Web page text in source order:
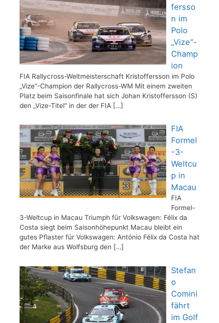
fersso
n im
Polo
„Vize“-
Champ
ion
FIA Rallycross-Weltmeisterschaft Kristoffersson im Polo
„Vize“-Champion der Rallycross-WM Mit einem zweiten
Platz beim Saisonfinale hat sich Johan Kristoffersson (S)
den „Vize-Titel“ in der der FIA […]
FIA
Formel
-3-
Weltcu
p in
Macau
FIA
Formel-
3-Weltcup in Macau Triumph für Volkswagen: Félix da
Costa siegt beim Saisonhöhepunkt Macau bleibt ein
gutes Pflaster für Volkswagen: António Félix da Costa hat
der Marke aus Wolfsburg den […]
Stefan
o
Comini
fährt
im Golf